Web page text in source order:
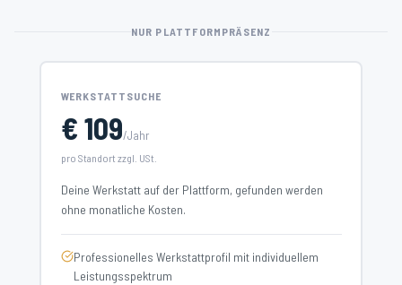
NUR PLATTFORMPRÄSENZ
WERKSTATTSUCHE
€ 109/Jahr
pro Standort zzgl. USt.
Deine Werkstatt auf der Plattform, gefunden werden
ohne monatliche Kosten.
Professionelles Werkstattprofil mit individuellem
Leistungsspektrum